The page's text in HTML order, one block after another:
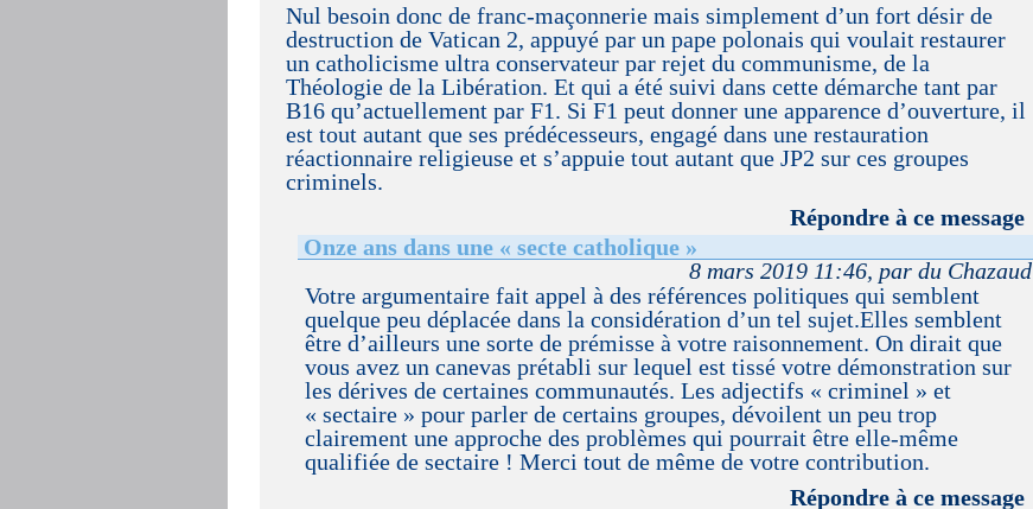
Nul besoin donc de franc-maçonnerie mais simplement d’un fort désir de
destruction de Vatican 2, appuyé par un pape polonais qui voulait restaurer
un catholicisme ultra conservateur par rejet du communisme, de la
Théologie de la Libération. Et qui a été suivi dans cette démarche tant par
B16 qu’actuellement par F1. Si F1 peut donner une apparence d’ouverture, il
est tout autant que ses prédécesseurs, engagé dans une restauration
réactionnaire religieuse et s’appuie tout autant que JP2 sur ces groupes
criminels.
Répondre à ce message
Onze ans dans une « secte catholique »
8 mars 2019 11:46, par du Chazaud
Votre argumentaire fait appel à des références politiques qui semblent
quelque peu déplacée dans la considération d’un tel sujet.Elles semblent
être d’ailleurs une sorte de prémisse à votre raisonnement. On dirait que
vous avez un canevas prétabli sur lequel est tissé votre démonstration sur
les dérives de certaines communautés. Les adjectifs « criminel » et
« sectaire » pour parler de certains groupes, dévoilent un peu trop
clairement une approche des problèmes qui pourrait être elle-même
qualifiée de sectaire ! Merci tout de même de votre contribution.
Répondre à ce message